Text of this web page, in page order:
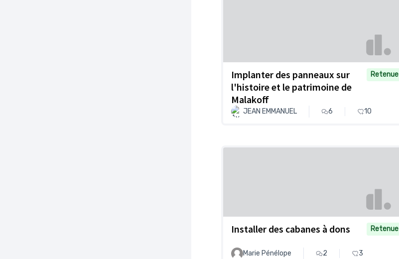
Implanter des panneaux sur
l'histoire et le patrimoine de
Malakoff
Retenue
JEAN EMMANUEL 6 10
Installer des cabanes à dons Retenue
Marie Pénélope 2 3